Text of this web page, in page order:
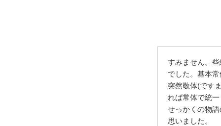
すみません。
でした。基本
突然敬体(です
れば常体で統
せっかくの物
思いました。